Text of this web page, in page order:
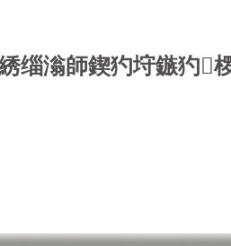
缁滃師鍥犳垨鏃犳